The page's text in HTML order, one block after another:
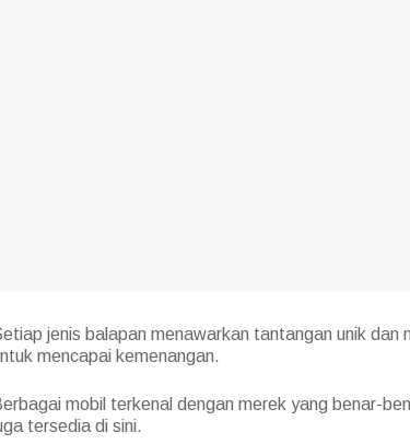
jenis balapan menawarkan tantangan unik
mencapai kemenangan.
mobil terkenal dengan merek yang benar-
tersedia di sini.